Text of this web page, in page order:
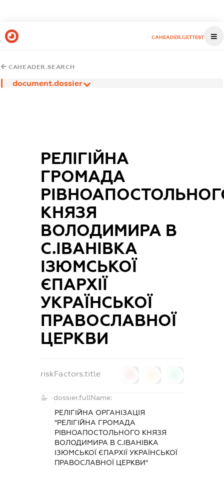
CAHEADER.GETTEST
CAHEADER.SEARCH
document.dossier
РЕЛІГІЙНА
ГРОМАДА
КНЯЗЯ
ВОЛОДИМИРА В
С.ІВАНІВКА
ІЗЮМСЬКОЇ
ЄПАРХІЇ
УКРАЇНСЬКОЇ
ПРАВОСЛАВНОЇ
ЦЕРКВИ
riskFactors.title
dossier.fullName:
РЕЛІГІЙНА ОРГАНІЗАЦІЯ
"РЕЛІГІЙНА ГРОМАДА
РІВНОАПОСТОЛЬНОГО КНЯЗЯ
ВОЛОДИМИРА В С.ІВАНІВКА
ІЗЮМСЬКОЇ ЄПАРХІЇ УКРАЇНСЬКОЇ
ПРАВОСЛАВНОЇ ЦЕРКВИ"